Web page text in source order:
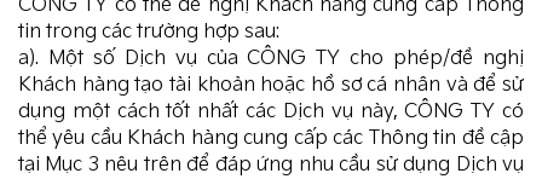
CÔNG TY có thể đề nghị Khách hàng cung cấp Thông
tin trong các trường hợp sau:
a). Một số Dịch vụ của CÔNG TY cho phép/đề nghị
Khách hàng tạo tài khoản hoặc hồ sơ cá nhân và để sử
dụng một cách tốt nhất các Dịch vụ này, CÔNG TY có
thể yêu cầu Khách hàng cung cấp các Thông tin đề cập
tại Mục 3 nêu trên để đáp ứng nhu cầu sử dụng Dịch vụ